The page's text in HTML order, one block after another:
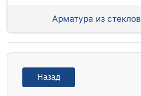
Арматура из
Назад